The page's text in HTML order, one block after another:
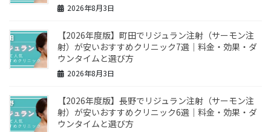
2026年8月3日
【2026年度版】町田でリジュラン注射（サーモン注
射）が安いおすすめクリニック7選｜料金・効果・ダ
ウンタイムと選び方
2026年8月3日
【2026年度版】長野でリジュラン注射（サーモン注
射）が安いおすすめクリニック6選｜料金・効果・ダ
ウンタイムと選び方